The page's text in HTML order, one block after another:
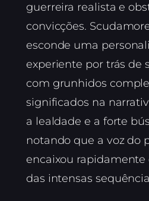
guerreira realista e
convicções.
esconde uma
experiente por trás de
com grunhidos
significados na
a lealdade e a forte
notando que a voz do
encaixou
das intensas